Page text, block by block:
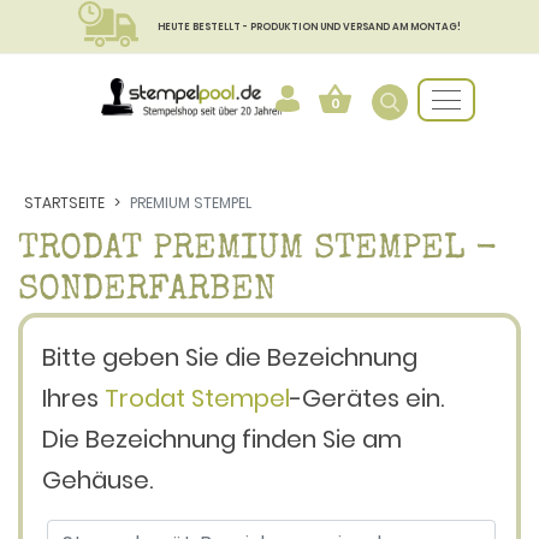
HEUTE BESTELLT - PRODUKTION UND VERSAND AM MONTAG!
0
STARTSEITE PREMIUM STEMPEL
TRODAT PREMIUM STEMPEL -
SONDERFARBEN
Bitte geben Sie die Bezeichnung
Ihres Trodat Stempel-Gerätes ein.
Die Bezeichnung finden Sie am
Gehäuse.